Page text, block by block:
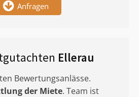
Anfragen
Ellerau
Bewertungsanlässe.
der Miete. Team ist